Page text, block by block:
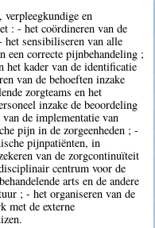
en
: - het coördineren van de
sensibiliseren van alle
een correcte pijnbehandeling ;
het kader van de identificatie
van de behoeften inzake
zorgteams en het
inzake de beoordeling
de implementatie van
pijn in de zorgeenheden ; -
pijnpatiënten, in
van de zorgcontinuïteit
centrum voor de
arts en de andere
; - het organiseren van de
met de externe